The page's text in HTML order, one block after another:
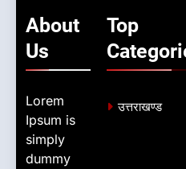
About
Us
Lorem
Ipsum is
simply
dummy
Top
उत्तराखण्ड